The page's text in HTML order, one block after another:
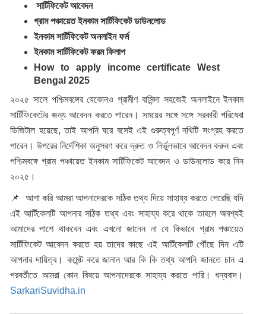
সার্টিফিকেট আবেদন
গ্রাম পঞ্চায়েত ইনকাম সার্টিফিকেট ডাউনলোড
ইনকাম সার্টিফিকেট অনলাইন ফর্ম
ইনকাম সার্টিফিকেট ফরম ফিলাপ
How to apply income certificate West
Bengal 2025
২০২৫ সালে পশ্চিমবঙ্গের যেকোনও গ্রামীণ বাসিন্দা সহজেই অনলাইনে ইনকাম
সার্টিফিকেটের জন্য আবেদন করতে পারেন। সময়ের সঙ্গে সঙ্গে সরকারী পরিষেবা
ডিজিটাল হয়েছে, তাই আপনি ঘরে বসেই এই গুরুত্বপূর্ণ নথিটি সংগ্রহ করতে
পারেন। উপরের নির্দেশিকা অনুসরণ করে দ্রুত ও নির্ভুলভাবে আবেদন করুন এবং
পশ্চিমবঙ্গে গ্রাম পঞ্চায়েত ইনকাম সার্টিফিকেট আবেদন ও ডাউনলোড করে নিন
২০২৫।
📌 আশা করি আমরা আপনাদেরকে সঠিক তথ্য দিয়ে সাহায্য করতে পেরেছি যদি
এই আর্টিকেলটি আপনার সঠিক তথ্য এবং সাহায্য করে থাকে তাহলে অবশ্যই
আমাদের পাশে থাকবেন এবং এখনো জানেন না যে কিভাবে গ্রাম পঞ্চায়েত
সার্টিফিকেট আবেদন করতে হয় তাদের কাছে এই আর্টিকেলটি পৌঁছে দিন এটি
আপনার দায়িত্ব। কমেন্ট করে জানান আর কি কি তথ্য আপনি জানতে চান এ
পরবর্তীতে আমরা কোন বিষয়ে আপনাদেরকে সাহায্য করতে পারি। ধন্যবাদ।
SarkariSuvidha.in